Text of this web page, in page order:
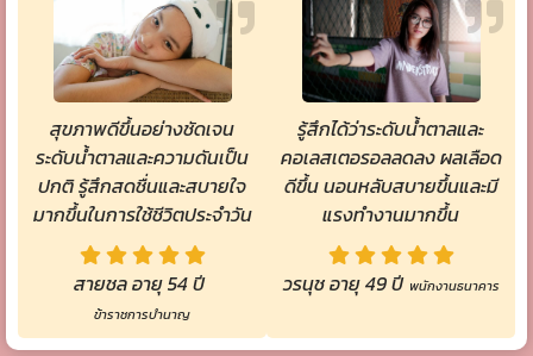
สุขภาพดีขึ้นอย่างชัดเจน
ระดับน้ำตาลและความดันเป็น
ปกติ รู้สึกสดชื่นและสบายใจ
มากขึ้นในการใช้ชีวิตประจำวัน
สายชล อายุ 54 ปี
ข้าราชการบำนาญ
รู้สึกได้ว่าระดับน้ำตาลและ
คอเลสเตอรอลลดลง ผลเลือด
ดีขึ้น นอนหลับสบายขึ้นและมี
แรงทำงานมากขึ้น
วรนุช อายุ 49 ปี พนักงานธนาคาร